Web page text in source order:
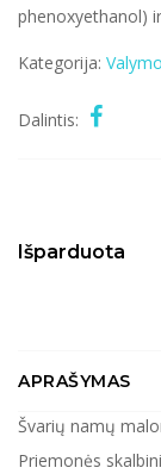
phenoxyethanol)
Kategorija:
Dalintis:
Išparduota
APRAŠYMAS
Švarių namų
Priemonės